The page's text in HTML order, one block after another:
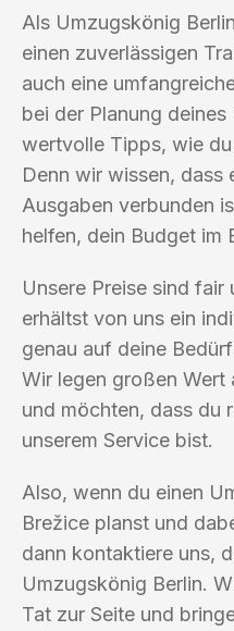
Als Umzugskönig
einen zuverlässigen
auch eine
bei der Planung
wertvolle Tipps, wie
Denn wir wissen, dass
Ausgaben verbunden
helfen, dein Budget im
Unsere Preise sind fair
erhältst von uns ein
genau auf deine
Wir legen großen Wert
und möchten, dass du
unserem Service bist.
Also, wenn du einen
Brežice planst und
dann kontaktiere uns,
Umzugskönig Berlin.
Tat zur Seite und